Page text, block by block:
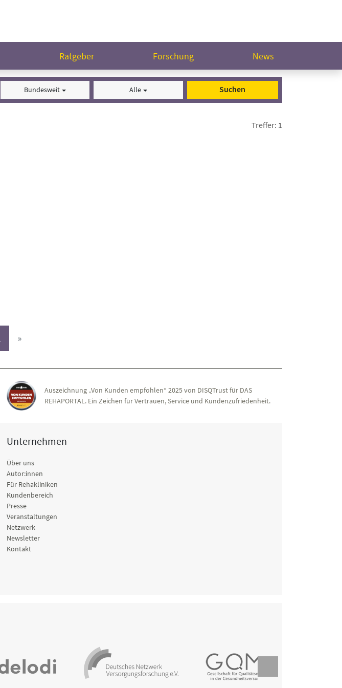
Ratgeber Forschung News
Bundesweit Alle Suchen
Treffer: 1
(aktiv)
»
Auszeichnung „Von Kunden empfohlen“ 2025 von DISQTrust für DAS
REHAPORTAL. Ein Zeichen für Vertrauen, Service und Kundenzufriedenheit.
Unternehmen
Über uns
Autor:innen
Für Rehakliniken
Kundenbereich
Presse
Veranstaltungen
Netzwerk
Newsletter
Kontakt